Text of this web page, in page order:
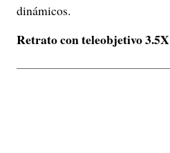
dinámicos.
Retrato con teleobjetivo 3.5X